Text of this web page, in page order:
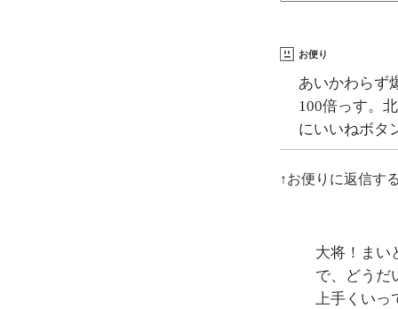
お便り
あいかわらず
100倍っす。
にいいねボタ
↑お便りに返信す
大将！まい
で、どうだ
上手くいっ